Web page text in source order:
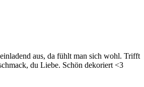
aus, da fühlt man sich wohl. Trifft
du Liebe. Schön dekoriert <3